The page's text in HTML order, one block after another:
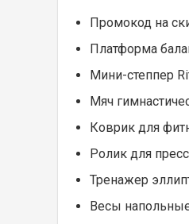
Промокод на
Платформа
Мини-степпер
Мяч
Коврик для
Ролик для
Тренажер
Весы